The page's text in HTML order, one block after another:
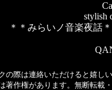
stylish
＊＊みらいノ音楽夜話
の際は連絡いただけると嬉し
著作権があります。無断転載